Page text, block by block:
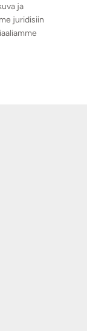
ja
juridisiin